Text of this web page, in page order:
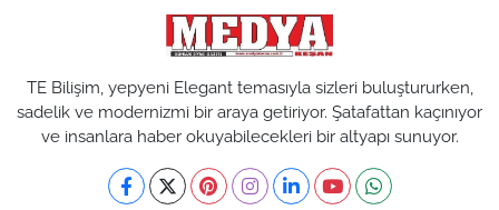
TE Bilişim, yepyeni Elegant temasıyla sizleri buluştururken,
sadelik ve modernizmi bir araya getiriyor. Şatafattan kaçınıyor
ve insanlara haber okuyabilecekleri bir altyapı sunuyor.